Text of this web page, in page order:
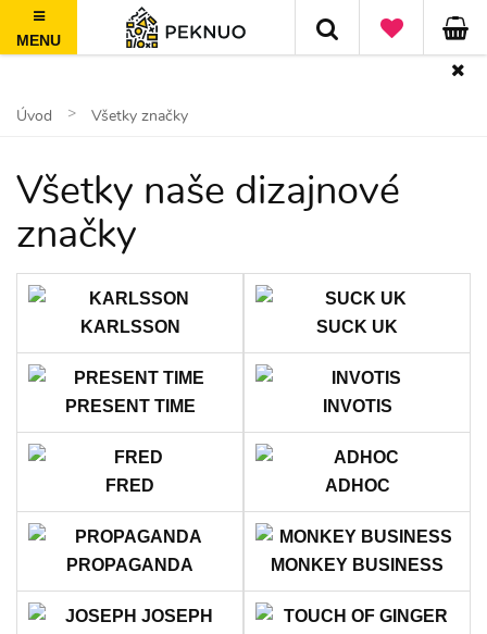
MENU
Úvod Všetky značky
Všetky naše dizajnové
značky
KARLSSON SUCK UK
PRESENT TIME INVOTIS
FRED ADHOC
PROPAGANDA MONKEY BUSINESS